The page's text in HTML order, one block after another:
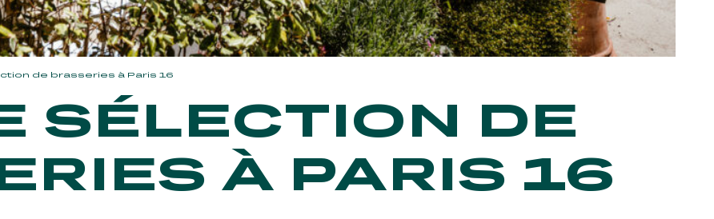
de brasseries à Paris 16
SÉLECTION DE
À PARIS 16